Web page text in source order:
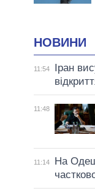
НОВИНИ
11:54
Іран
11:48
11:14
На